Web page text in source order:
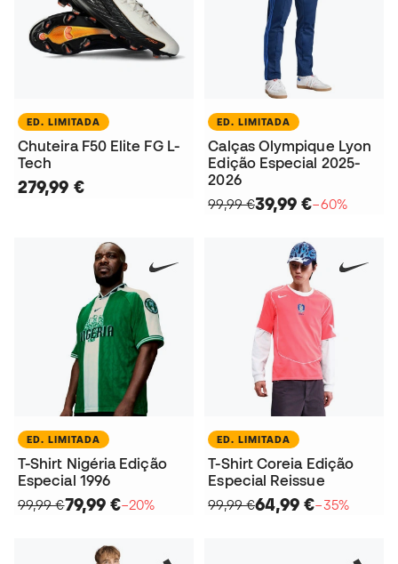
ED. LIMITADA
Chuteira F50 Elite FG L-
Tech
279,99 €
ED. LIMITADA
Calças Olympique Lyon
Edição Especial 2025-
2026
99,99 €39,99 €−60%
ED. LIMITADA
T-Shirt Nigéria Edição
Especial 1996
99,99 €79,99 €−20%
ED. LIMITADA
T-Shirt Coreia Edição
Especial Reissue
99,99 €64,99 €−35%